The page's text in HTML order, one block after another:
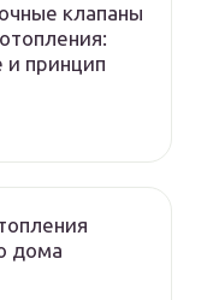
клапаны
и принцип
дома